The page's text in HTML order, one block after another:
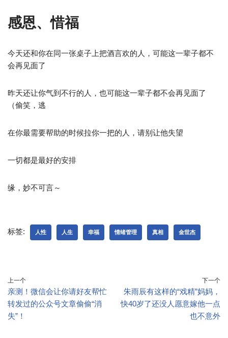
感恩、惜福
今天还和你在同一张桌子上把酒言欢的人，可能这一辈子都不
会再见面了
昨天还让你气到不行的人，也可能这一辈子都不会再见面了
（偷笑，逃
在你最需要帮助的时候拉你一把的人，请别让他失望
一切都是最好的安排
缘，妙不可言～​​​​​​​
标签: 人性 人生 幸福 情绪管理 真相 金世杰
上一个
亲测！微信会让你请好友帮忙
转发过的公众号文章偷偷“消
失”！
下一个
朱雨辰有这样的“戏精”妈妈，
快40岁了还没人愿意嫁他一点
也不意外